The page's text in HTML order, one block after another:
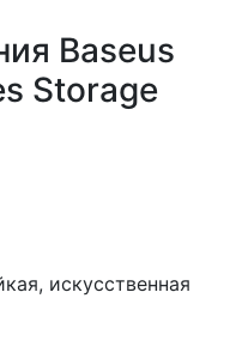
Baseus
Storage
искусственная